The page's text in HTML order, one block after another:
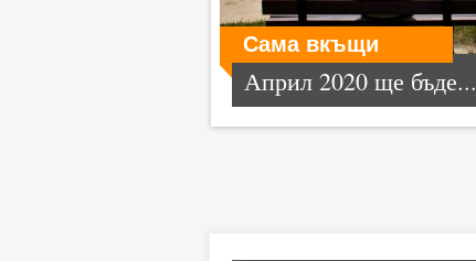
Сама вкъщи
Април 2020 ще бъде...